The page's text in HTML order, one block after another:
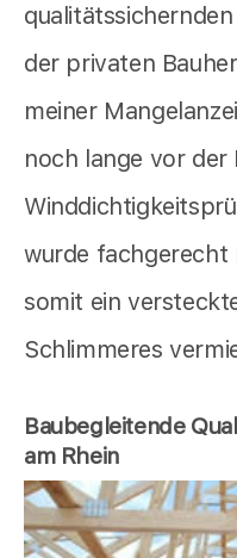
der privaten
meiner
noch lange vor
wurde fachgerecht
somit ein
Schlimmeres
Baubegleitende
am Rhein